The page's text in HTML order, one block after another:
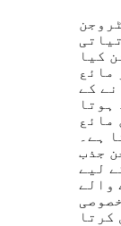
کیا
مائع
کے
ہوتا
مائع
ہے۔
جذب
لیے
والے
کرتا